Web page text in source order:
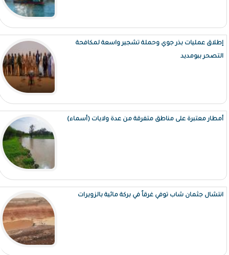
إطلاق عمليات بذر جوي وحملة تشجير واسعة لمكافحة
التصحر ببومديد
أمطار معتبرة على مناطق متفرقة من عدة ولايات (أسماء)
انتشال جثمان شاب توفي غرقاً في بركة مائية بالزويرات